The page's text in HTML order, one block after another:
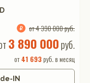
от 4 390 000 руб.
3 890 000руб.
от41 693 руб. в месяц
IN